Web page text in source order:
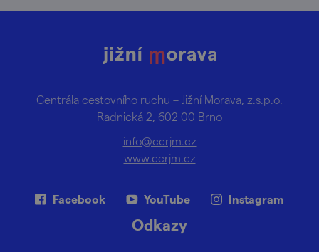
Centrála cestovního ruchu – Jižní Morava, z.s.p.o.
Radnická 2, 602 00 Brno
info@ccrjm.cz
www.ccrjm.cz
Facebook YouTube Instagram
Odkazy